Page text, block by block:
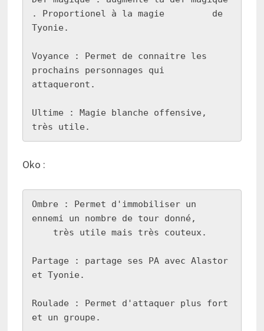
. Proportionel à la magie         de
Tyonie.
Voyance : Permet de connaitre les
prochains personnages qui
attaqueront.
Ultime : Magie blanche offensive,
très utile.
Oko :
Ombre : Permet d'immobiliser un
ennemi un nombre de tour donné,
Partage : partage ses PA avec Alastor
et Tyonie.
Roulade : Permet d'attaquer plus fort
et un groupe.